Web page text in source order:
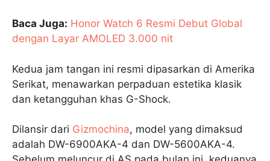
Baca Juga: Honor Watch 6 Resmi Debut Global
dengan Layar AMOLED 3.000 nit
Kedua jam tangan ini resmi dipasarkan di Amerika
Serikat, menawarkan perpaduan estetika klasik
dan ketangguhan khas G-Shock.
Dilansir dari Gizmochina, model yang dimaksud
adalah DW-6900AKA-4 dan DW-5600AKA-4.